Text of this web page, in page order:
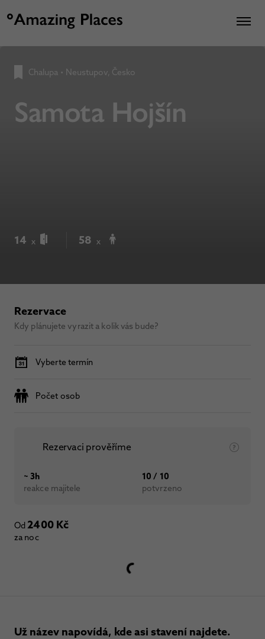
Chalupa • Neustupov, Česko
Samota Hojšín
14 x 58 x
Rezervace
Kdy plánujete vyrazit a kolik vás bude?
Vyberte termín
Počet osob
Rezervaci prověříme
~ 3h
reakce majitele
10 / 10
potvrzeno
Od2400 Kč
za noc
Už název napovídá, kde asi stavení najdete.